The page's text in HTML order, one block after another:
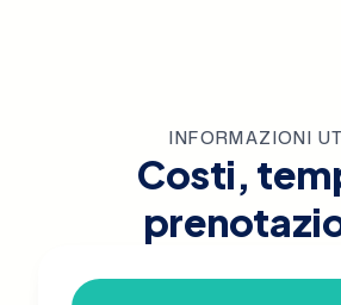
INFORMAZIONI
Costi,